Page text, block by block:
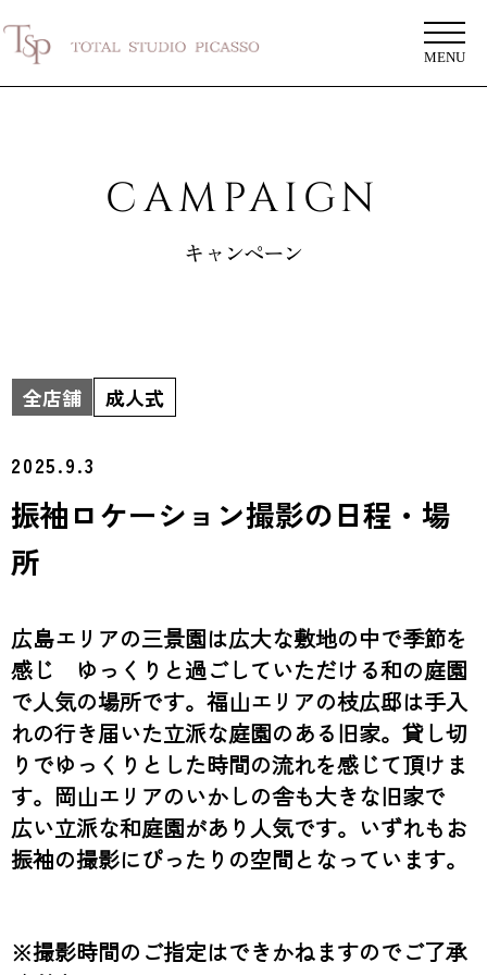
MENU
CAMPAIGN
キャンペーン
全店舗 成人式
2025.9.3
振袖ロケーション撮影の日程・場
所
広島エリアの三景園は広大な敷地の中で季節を
感じ ゆっくりと過ごしていただける和の庭園
で人気の場所です。福山エリアの枝広邸は手入
れの行き届いた立派な庭園のある旧家。貸し切
りでゆっくりとした時間の流れを感じて頂けま
す。岡山エリアのいかしの舎も大きな旧家で
広い立派な和庭園があり人気です。いずれもお
振袖の撮影にぴったりの空間となっています。
※撮影時間のご指定はできかねますのでご了承